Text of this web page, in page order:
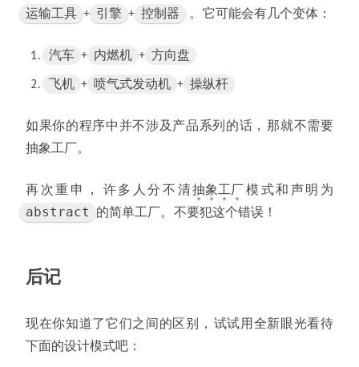
运输工具 + 引擎 + 控制器 。 它可能会有几个变体：
汽车 + 内燃机 + 方向盘
飞机 + 喷气式发动机 + 操纵杆
如果你的程序中并不涉及产品系列的话 ， 那就不需要
抽象工厂。
再次重申 ， 许多人分不清抽象工厂模式和声明为
abstract 的简单工厂。 不要犯这个错误！
后记
现在你知道了它们之间的区别
试试用全新眼光看待
下面的设计模式吧